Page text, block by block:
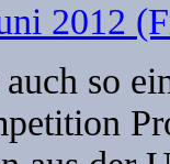
2012
so